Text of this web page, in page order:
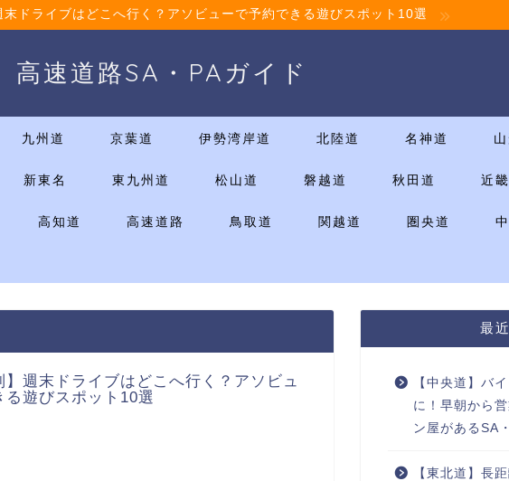
末ドライブはどこへ行く？アソビューで予約できる遊びスポット10選
高速道路SA・PAガイド
九州道 京葉道 伊勢湾岸道 北陸道 名神道
新東名 東九州道 松山道 磐越道 秋田道 近
高知道 高速道路 鳥取道 関越道 圏央道
】週末ドライブはどこへ行く？アソビュ
る遊びスポット10選
最
【中央道】バ
に！早朝から
ン屋があるSA
【東北道】長